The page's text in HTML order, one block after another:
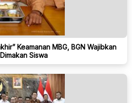
Keamanan MBG, BGN Wajibkan
Siswa